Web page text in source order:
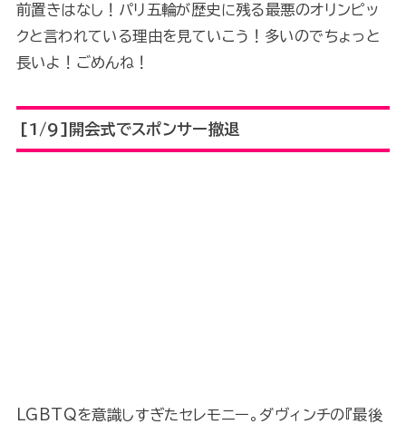
前置きはなし！パリ五輪が歴史に残る最悪のオリンピッ
クと言われている理由を見ていこう！多いのでちょっと
長いよ！ごめんね！
[1/9]開会式でスポンサー撤退
LGBTQを意識しすぎたセレモニー。ダヴィンチの『最後